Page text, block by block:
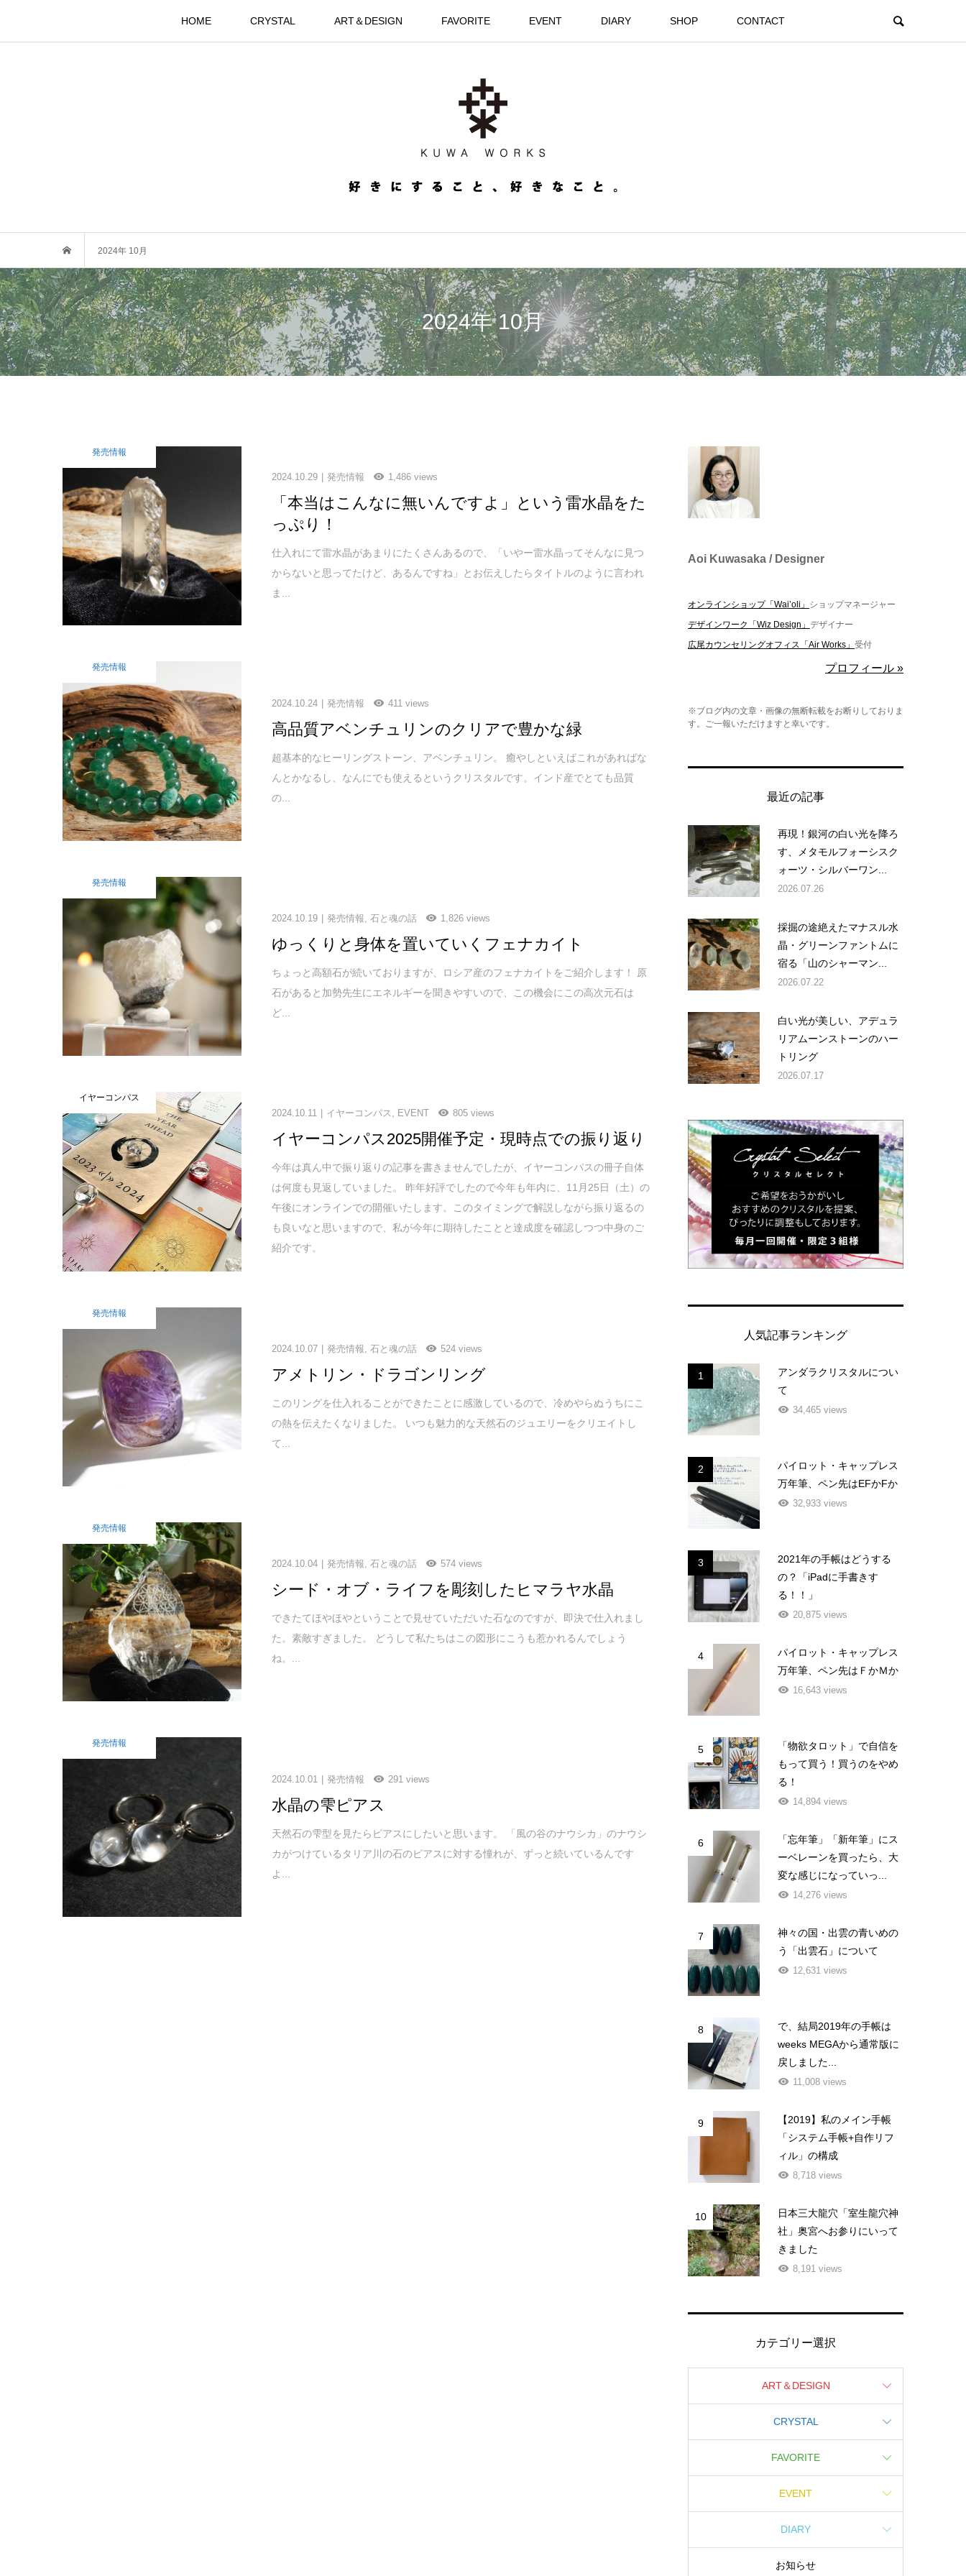
HOME CRYSTAL ART＆DESIGN FAVORITE EVENT DIARY SHOP CONTACT
2024年 10月
2024年 10月
発売情報
2024.10.29 発売情報 1,486 views
「本当はこんなに無いんですよ」という雷水晶をた
っぷり！
仕入れにて雷水晶があまりにたくさんあるので、「いやー雷水晶ってそんなに見つ
からないと思ってたけど、あるんですね」とお伝えしたらタイトルのように言われ
ま...
発売情報
2024.10.24 発売情報 411 views
高品質アベンチュリンのクリアで豊かな緑
超基本的なヒーリングストーン、アベンチュリン。 癒やしといえばこれがあればな
んとかなるし、なんにでも使えるというクリスタルです。インド産でとても品質
の...
発売情報
2024.10.19 発売情報 ,石と魂の話 1,826 views
ゆっくりと身体を置いていくフェナカイト
ちょっと高額石が続いておりますが、ロシア産のフェナカイトをご紹介します！ 原
石があると加勢先生にエネルギーを聞きやすいので、この機会にこの高次元石は
ど...
イヤーコンパス
2024.10.11 イヤーコンパス , EVENT 805 views
イヤーコンパス2025開催予定・現時点での振り返り
今年は真ん中で振り返りの記事を書きませんでしたが、イヤーコンパスの冊子自体
は何度も見返していました。 昨年好評でしたので今年も年内に、11月25日（土）の
午後にオンラインでの開催いたします。このタイミングで解説しながら振り返るの
も良いなと思いますので、私が今年に期待したことと達成度を確認しつつ中身のご
紹介です。
発売情報
2024.10.07 発売情報 ,石と魂の話 524 views
アメトリン・ドラゴンリング
このリングを仕入れることができたことに感激しているので、冷めやらぬうちにこ
の熱を伝えたくなりました。 いつも魅力的な天然石のジュエリーをクリエイトし
て...
発売情報
2024.10.04 発売情報,石と魂の話 574 views
シード・オブ・ライフを彫刻したヒマラヤ水晶
できたてほやほやということで見せていただいた石なのですが、即決で仕入れまし
た。素敵すぎました。 どうして私たちはこの図形にこうも惹かれるんでしょう
ね。...
発売情報
2024.10.01 発売情報 291 views
水晶の雫ピアス
天然石の雫型を見たらピアスにしたいと思います。 「風の谷のナウシカ」のナウシ
カがつけているタリア川の石のピアスに対する憧れが、ずっと続いているんです
よ...
Aoi Kuwasaka / Designer
オンラインショップ「Wai’oli」 ショップマネージャー
デザインワーク「Wiz Design」 デザイナー
広尾カウンセリングオフィス「Air Works」 受付
プロフィール »
※ブログ内の文章・画像の無断転載をお断りしておりま
す。ご一報いただけますと幸いです。
最近の記事
再現！銀河の白い光を降ろ
す、メタモルフォーシスク
ォーツ・シルバーワン...
2026.07.26
採掘の途絶えたマナスル水
晶・グリーンファントムに
宿る「山のシャーマン...
2026.07.22
白い光が美しい、アデュラ
リアムーンストーンのハー
トリング
2026.07.17
人気記事ランキング
1
アンダラクリスタルについ
て
34,465 views
2
パイロット・キャップレス
万年筆、ペン先はEFかFか
32,933 views
3
2021年の手帳はどうする
の？「iPadに手書きす
る！！」
20,875 views
4
パイロット・キャップレス
万年筆、ペン先はＦかＭか
16,643 views
5
「物欲タロット」で自信を
もって買う！買うのをやめ
る！
14,894 views
6
「忘年筆」「新年筆」にス
ーベレーンを買ったら、大
変な感じになっていっ...
14,276 views
7
神々の国・出雲の青いめの
う「出雲石」について
12,631 views
8
で、結局2019年の手帳は
weeks MEGAから通常版に
戻しました...
11,008 views
9
【2019】私のメイン手帳
「システム手帳+自作リフ
ィル」の構成
8,718 views
10
日本三大龍穴「室生龍穴神
社」奥宮へお参りにいって
きました
8,191 views
カテゴリー選択
ART＆DESIGN
CRYSTAL
FAVORITE
EVENT
DIARY
お知らせ